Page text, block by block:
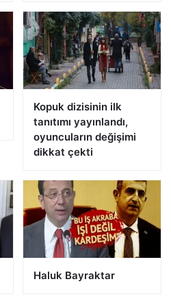
Kopuk dizisinin ilk
tanıtımı yayınlandı,
oyuncuların değişimi
dikkat çekti
Haluk Bayraktar